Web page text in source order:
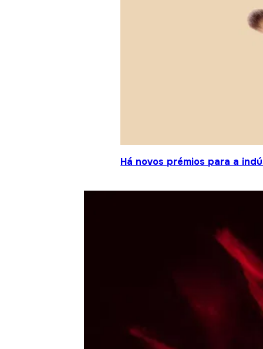
Há novos prémios para a